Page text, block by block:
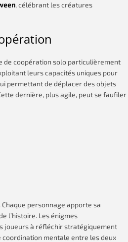
, célébrant les créatures
de coopération solo particulièrement
leurs capacités uniques pour
permettant de déplacer des objets
dernière, plus agile, peut se faufiler
personnage apporte sa
l’histoire. Les énigmes
joueurs à réfléchir stratégiquement
mentale entre les deux